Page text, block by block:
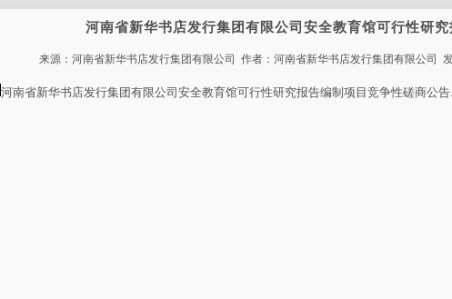
河南省新华书店发行集团有限公司安全教育馆可行性研
来源：河南省新华书店发行集团有限公司 作者：河南省新华书店发行集团有限公司
河南省新华书店发行集团有限公司安全教育馆可行性研究报告编制项目竞争性磋商公